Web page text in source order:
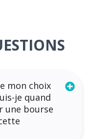
mon choix
je quand
une bourse